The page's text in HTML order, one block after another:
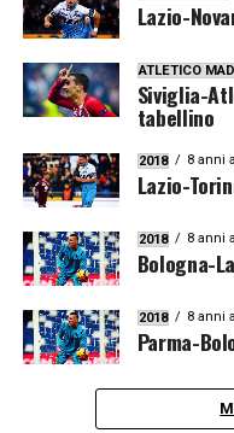
Lazio-
ATLETICO
Siviglia-
tabellino
2018 8 anni
Lazio-
2018 8 anni
Bologna-
2018 8 anni
Parma-